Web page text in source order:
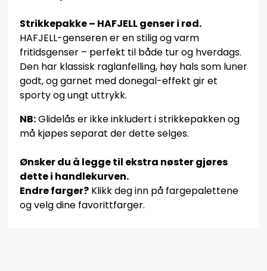
Strikkepakke – HAFJELL genser i rød.
HAFJELL-genseren er en stilig og varm
fritidsgenser – perfekt til både tur og hverdags.
Den har klassisk raglanfelling, høy hals som luner
godt, og garnet med donegal-effekt gir et
sporty og ungt uttrykk.
NB:Glidelås er ikke inkludert i strikkepakken og
må kjøpes separat der dette selges.
Ønsker du å legge til ekstra nøster gjøres
dette i handlekurven.
Endre farger? Klikk deg inn på fargepalettene
og velg dine favorittfarger.